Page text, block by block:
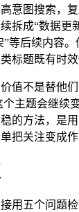
意图搜索，
拆成“数据更
”等后续内容
标题既有时
值不是替他
主题会继续
的方法，是用
把关注变成
用五个问题